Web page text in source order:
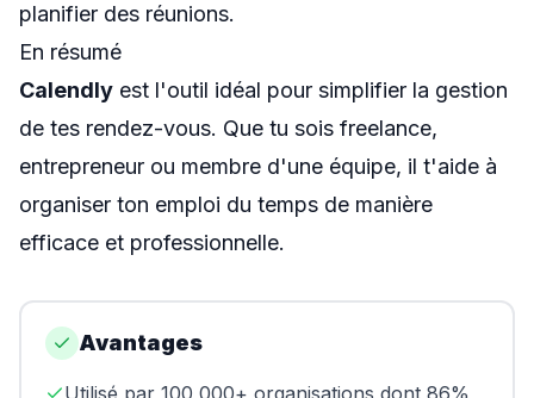
planifier des réunions.
En résumé
Calendly est l'outil idéal pour simplifier la gestion
de tes rendez-vous. Que tu sois freelance,
entrepreneur ou membre d'une équipe, il t'aide à
organiser ton emploi du temps de manière
efficace et professionnelle.
Avantages